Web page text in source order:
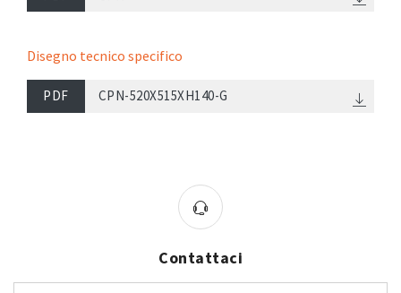
Disegno tecnico specifico
PDF CPN-520X515XH140-G
Contattaci